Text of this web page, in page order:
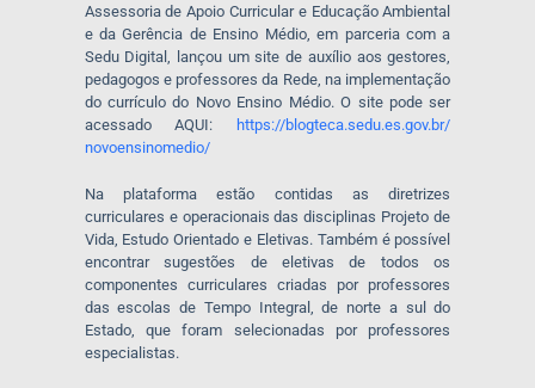
Assessoria de Apoio Curricular e Educação Ambiental
e da Gerência de Ensino Médio, em parceria com a
Sedu Digital, lançou um site de auxílio aos gestores,
pedagogos e professores da Rede, na implementação
do currículo do Novo Ensino Médio. O site pode ser
acessado AQUI:
https://blogteca.sedu.es.gov.br/
novoensinomedio/
Na plataforma estão contidas as diretrizes
curriculares e operacionais das disciplinas Projeto de
Vida, Estudo Orientado e Eletivas. Também é possível
encontrar sugestões de eletivas de todos os
componentes curriculares criadas por professores
das escolas de Tempo Integral, de norte a sul do
Estado, que foram selecionadas por professores
especialistas.